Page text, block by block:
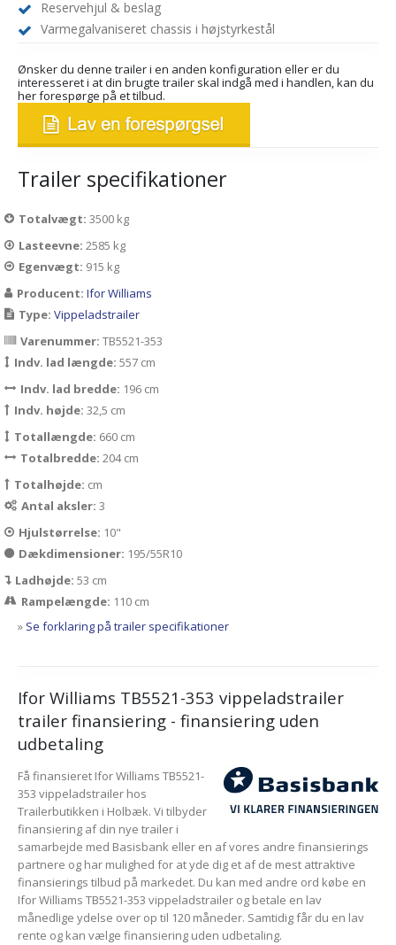
Reservehjul & beslag
Varmegalvaniseret chassis i højstyrkestål
Ønsker du denne trailer i en anden konfiguration eller er du
interesseret i at din brugte trailer skal indgå med i handlen, kan du
her forespørge på et tilbud.
Trailer specifikationer
Totalvægt: 3500 kg
Lasteevne: 2585 kg
Egenvægt: 915 kg
Producent: Ifor Williams
Type: Vippeladstrailer
Varenummer: TB5521-353
Indv. lad længde: 557 cm
Indv. lad bredde: 196 cm
Indv. højde: 32,5 cm
Totallængde: 660 cm
Totalbredde: 204 cm
Totalhøjde: cm
Antal aksler: 3
Hjulstørrelse: 10"
Dækdimensioner: 195/55R10
Ladhøjde: 53 cm
Rampelængde: 110 cm
» Se forklaring på trailer specifikationer
Ifor Williams TB5521-353 vippeladstrailer
trailer finansiering - finansiering uden
udbetaling
Få finansieret Ifor Williams TB5521-
353 vippeladstrailer hos
Trailerbutikken i Holbæk. Vi tilbyder
finansiering af din nye trailer i
samarbejde med Basisbank eller en af vores andre finansierings
partnere og har mulighed for at yde dig et af de mest attraktive
finansierings tilbud på markedet. Du kan med andre ord købe en
Ifor Williams TB5521-353 vippeladstrailer og betale en lav
månedlige ydelse over op til 120 måneder. Samtidig får du en lav
rente og kan vælge finansiering uden udbetaling.